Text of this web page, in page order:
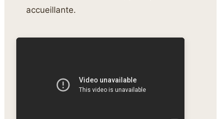
accueillante.